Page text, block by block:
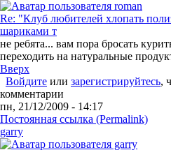
Re: "Клуб любителей хлопать
шариками т
не ребята... вам пора бросать
переходить на натуральные
Вверх
Войдите или зарегистрируйтесь,
комментарии
пн, 21/12/2009 - 14:17
Постоянная ссылка (Permalink)
garry